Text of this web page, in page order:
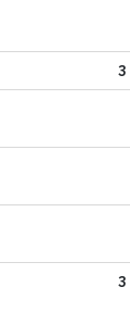
3
3